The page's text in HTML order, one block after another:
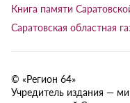
Книга памяти
Саратовская областная
© «Регион 64»
Учредитель издания —